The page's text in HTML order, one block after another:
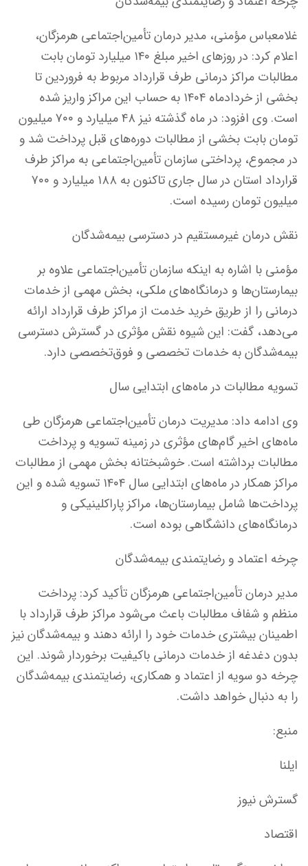
غلامعباس مؤمنی، مدیر درمان تأمین‌اجتماعی هرمزگان،
اعلام کرد: در روزهای اخیر مبلغ ۱۴۰ میلیارد تومان بابت
مطالبات مراکز درمانی طرف قرارداد مربوط به فروردین تا
بخشی از خردادماه ۱۴۰۴ به حساب این مراکز واریز شده
است. وی افزود: در ماه گذشته نیز ۴۸ میلیارد و ۷۰۰ میلیون
تومان بابت بخشی از مطالبات دوره‌های قبل پرداخت شد و
در مجموع، پرداختی سازمان تأمین‌اجتماعی به مراکز طرف
قرارداد استان در سال جاری تاکنون به ۱۸۸ میلیارد و ۷۰۰
میلیون تومان رسیده است.
نقش درمان غیرمستقیم در دسترسی بیمه‌شدگان
مؤمنی با اشاره به اینکه سازمان تأمین‌اجتماعی علاوه بر
بیمارستان‌ها و درمانگاه‌های ملکی، بخش مهمی از خدمات
درمانی را از طریق خرید خدمت از مراکز طرف قرارداد ارائه
می‌دهد، گفت: این شیوه نقش مؤثری در گسترش دسترسی
بیمه‌شدگان به خدمات تخصصی و فوق‌تخصصی دارد.
تسویه مطالبات در ماه‌های ابتدایی سال
وی ادامه داد: مدیریت درمان تأمین‌اجتماعی هرمزگان طی
ماه‌های اخیر گام‌های مؤثری در زمینه تسویه و پرداخت
مطالبات برداشته است. خوشبختانه بخش مهمی از مطالبات
مراکز همکار در ماه‌های ابتدایی سال ۱۴۰۴ تسویه شده و این
پرداخت‌ها شامل بیمارستان‌ها، مراکز پاراکلینیکی و
درمانگاه‌های دانشگاهی بوده است.
چرخه اعتماد و رضایتمندی بیمه‌شدگان
مدیر درمان تأمین‌اجتماعی هرمزگان تأکید کرد: پرداخت
منظم و شفاف مطالبات باعث می‌شود مراکز طرف قرارداد با
اطمینان بیشتری خدمات خود را ارائه دهند و بیمه‌شدگان نیز
بدون دغدغه از خدمات درمانی باکیفیت برخوردار شوند. این
چرخه دو سویه از اعتماد و همکاری، رضایتمندی بیمه‌شدگان
را به دنبال خواهد داشت.
منبع:
ایلنا
گسترش نیوز
اقتصاد